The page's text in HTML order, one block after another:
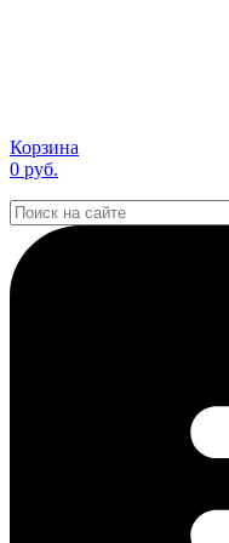
Корзина
0 руб.